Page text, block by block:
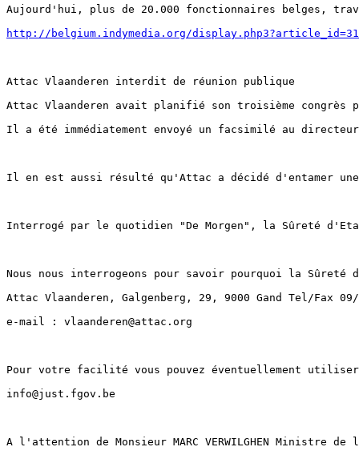
Aujourd'hui, plus de 20.000 fonctionnaires belges,
http://belgium.indymedia.org/
Attac Vlaanderen interdit de réunion publique
Attac Vlaanderen avait planifié son troisième
Il a été immédiatement envoyé un facsimilé au
Il en est aussi résulté qu'Attac a décidé d'entamer
Interrogé par le quotidien "De Morgen", la Sûreté
Nous nous interrogeons pour savoir pourquoi la
Attac Vlaanderen, Galgenberg, 29, 9000 Gand Tel/Fax
e-mail : vlaanderen@attac.org
Pour votre facilité vous pouvez éventuellement
info@just.fgov.be
A l'attention de Monsieur MARC VERWILGHEN Ministre